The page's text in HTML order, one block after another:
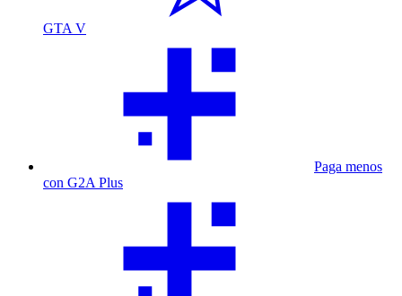
GTA V
Paga menos
con G2A Plus